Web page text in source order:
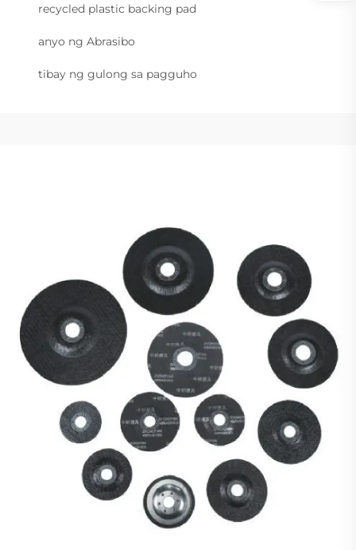
recycled plastic backing pad
anyo ng Abrasibo
tibay ng gulong sa pagguho